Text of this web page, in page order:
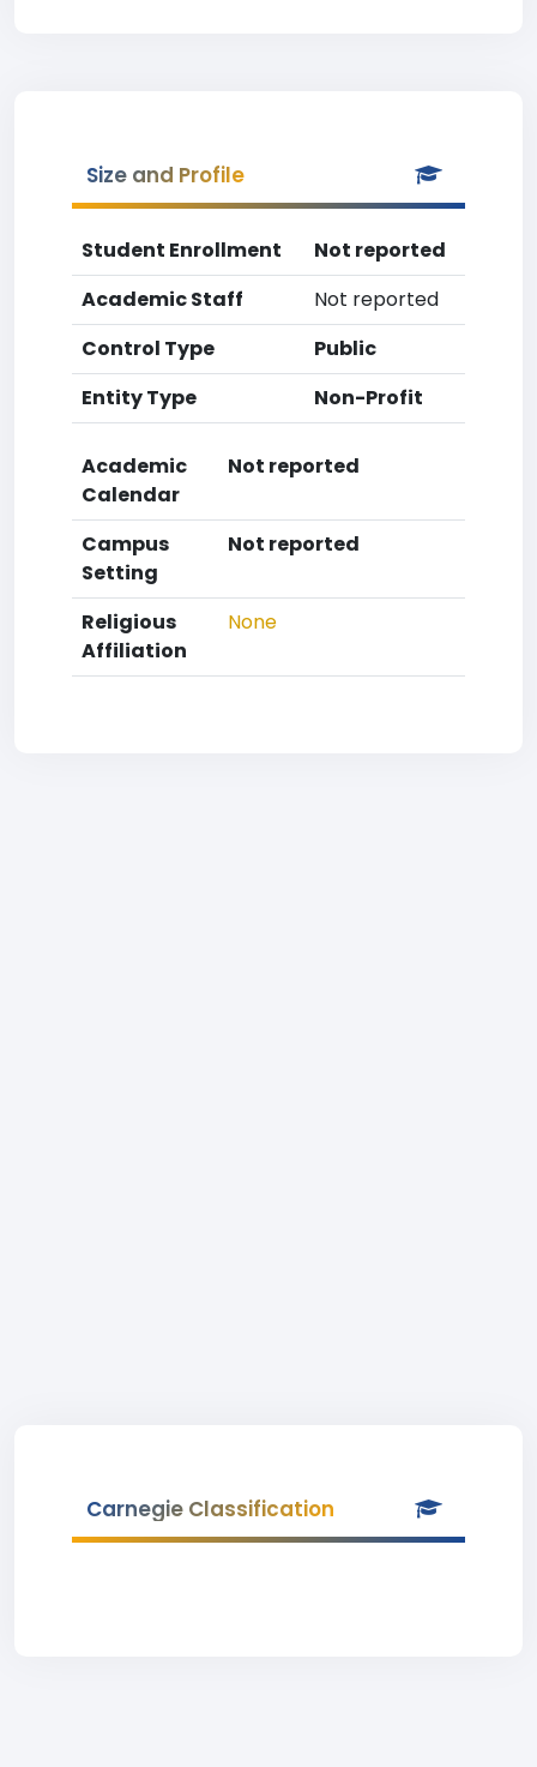
Size and Profile
Student Enrollment
Not reported
Academic Staff
Not reported
Control Type
Public
Entity Type
Non-Profit
Academic
Calendar
Not reported
Campus
Setting
Not reported
Religious
Affiliation
None
Carnegie Classification